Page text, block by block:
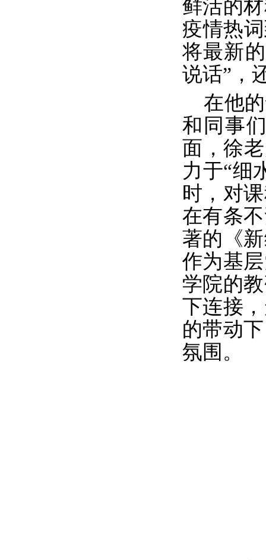
鲜活的
疫情热
将最新
说话”，
在他
和同事
面，徐
力于“细
时，对
在有条
著的《
作为基
学院的
下连接
的带动
氛围。